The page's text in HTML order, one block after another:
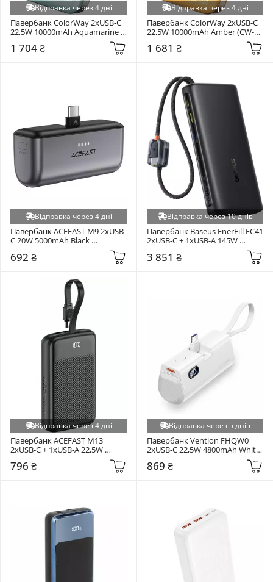
Відправка через 4 дні
Павербанк ColorWay 2xUSB-C
22,5W 10000mAh Aquamarine
1 704 ₴
Відправка через 4 дні
Павербанк ColorWay 2xUSB-C
22,5W 10000mAh Amber (CW-
1 681 ₴
Відправка через 4 дні
Павербанк ACEFAST M9 2xUSB-
C 20W 5000mAh Black
692 ₴
Відправка через 10 днів
Павербанк Baseus EnerFill FC41
2xUSB-C + 1xUSB-A 145W
(E0028H01)
3 851 ₴
Відправка через 4 дні
Павербанк ACEFAST M13
2xUSB-C + 1xUSB-A 22,5W
(6974316283959)
796 ₴
Відправка через 5 днів
Павербанк Vention FHQW0
2xUSB-C 22,5W 4800mAh White
869 ₴